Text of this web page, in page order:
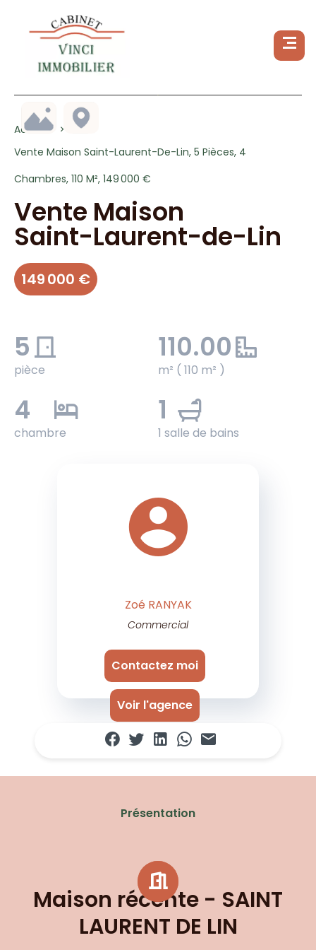
Accueil
Vente Maison Saint-Laurent-De-Lin, 5 Pièces, 4
Chambres, 110 M², 149 000 €
Vente Maison
Saint-Laurent-de-Lin
149 000 €
5
pièce
110.00
m² ( 110 m² )
4
chambre
1
1 salle de bains
Zoé RANYAK
Commercial
Contactez moi
Voir l'agence
Présentation
Maison récente - SAINT
LAURENT DE LIN